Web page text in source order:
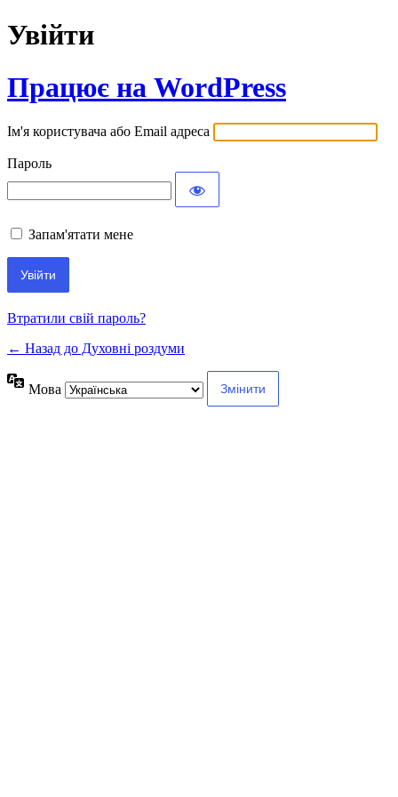
Увійти
Працює на WordPress
Ім'я користувача або Email адреса
Пароль
Запам'ятати мене
Втратили свій пароль?
← Назад до Духовні роздуми
Мова